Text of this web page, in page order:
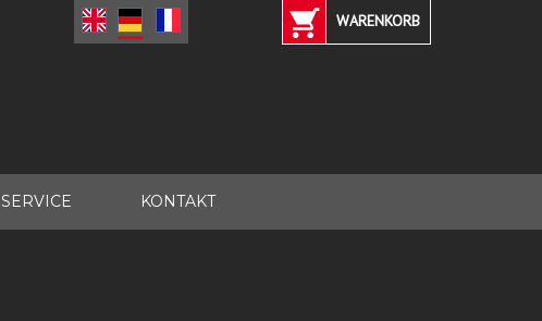
WARENKORB
SERVICE KONTAKT